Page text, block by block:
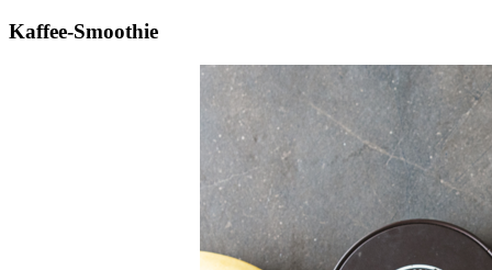
Kaffee-Smoothie